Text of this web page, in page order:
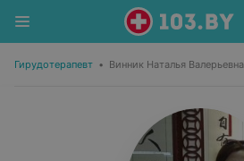
Гирудотерапевт • Винник Наталья Валерьевна